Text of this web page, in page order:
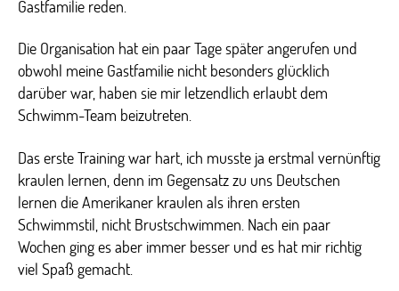
Gastfamilie reden.
Die Organisation hat ein paar Tage später angerufen und
obwohl meine Gastfamilie nicht besonders glücklich
darüber war, haben sie mir letzendlich erlaubt dem
Schwimm-Team beizutreten.
Das erste Training war hart, ich musste ja erstmal vernünftig
kraulen lernen, denn im Gegensatz zu uns Deutschen
lernen die Amerikaner kraulen als ihren ersten
Schwimmstil, nicht Brustschwimmen. Nach ein paar
Wochen ging es aber immer besser und es hat mir richtig
viel Spaß gemacht.